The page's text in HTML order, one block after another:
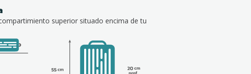
superior situado encima de tu